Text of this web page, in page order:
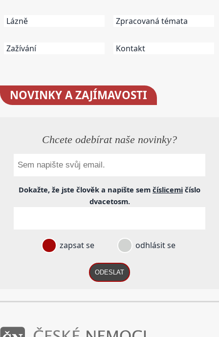
Lázně
Zažívání
Zpracovaná témata
Kontakt
NOVINKYA ZAJÍMAVOSTI
Chcete odebírat naše novinky?
Dokažte, že jste člověk a napište sem číslicemi číslo
dvacetosm.
zapsat se odhlásit se
ODESLAT